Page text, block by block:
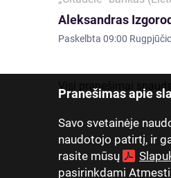
Pranešimas apie
Savo svetainėje
naudotojo patirtį, ir
rasite mūsų
pasirinkdami
Aleksandras
Paskelbta 09:00
Visi pranešimai spaudai